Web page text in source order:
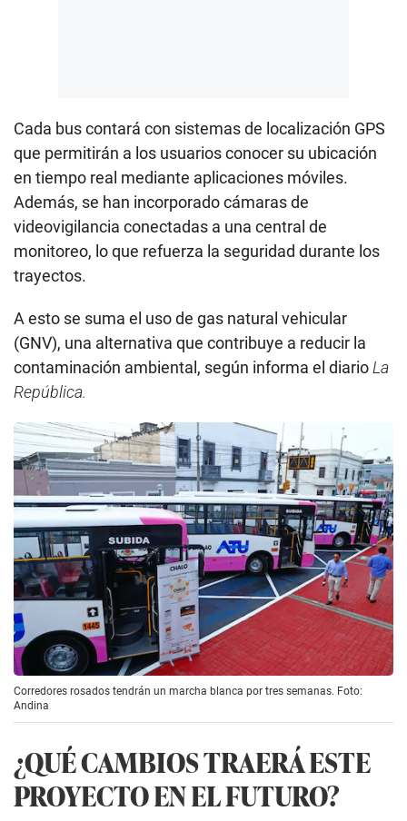
Cada bus contará con sistemas de localización GPS
que permitirán a los usuarios conocer su ubicación
en tiempo real mediante aplicaciones móviles.
Además, se han incorporado cámaras de
videovigilancia conectadas a una central de
monitoreo, lo que refuerza la seguridad durante los
trayectos.
A esto se suma el uso de gas natural vehicular
(GNV), una alternativa que contribuye a reducir la
contaminación ambiental, según informa el diarioLa
República.
Corredores rosados tendrán un marcha blanca por tres semanas. Foto:
Andina
¿QUÉ CAMBIOS TRAERÁ ESTE
PROYECTO EN EL FUTURO?